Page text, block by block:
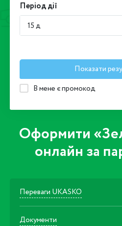
Оформити
онлайн за
Період дії
15 д
Показати
В мене є промокод
Переваги UKASKO
Документи